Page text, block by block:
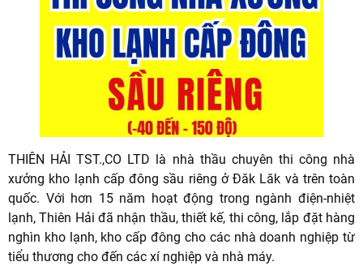
THIÊN HẢI TST.,CO LTD là nhà thầu chuyên thi công nhà
xưởng kho lạnh cấp đông sầu riêng ở Đăk Lăk và trên toàn
quốc. Với hơn 15 năm hoạt động trong ngành điện-nhiệt
lạnh, Thiên Hải đã nhận thầu, thiết kế, thi công, lắp đặt hàng
nghìn kho lạnh, kho cấp đông cho các nhà doanh nghiệp từ
tiểu thương cho đến các xí nghiệp và nhà máy.